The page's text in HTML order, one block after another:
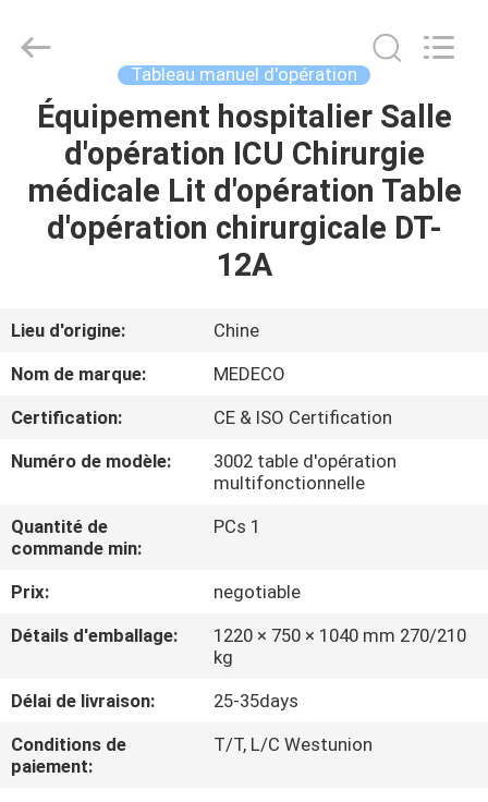
MAISON
PRODUITS
DE
NOUS
VISITE
D'USINE
CONTRÔLE
DE
CONTACTEZ-
Reserved.
Developed
Tableau manuel d'opération
Équipement hospitalier Salle
d'opération ICU Chirurgie
médicale Lit d'opération Table
d'opération chirurgicale DT-
12A
Lieu d'origine:
Chine
Nom de marque:
MEDECO
Certification:
CE & ISO Certification
Numéro de modèle:
3002 table d'opération
multifonctionnelle
Quantité de
commande min:
PCs 1
Prix:
negotiable
Détails d'emballage:
1220 × 750 × 1040 mm 270/210
kg
Délai de livraison:
25-35days
Conditions de
paiement:
T/T, L/C Westunion